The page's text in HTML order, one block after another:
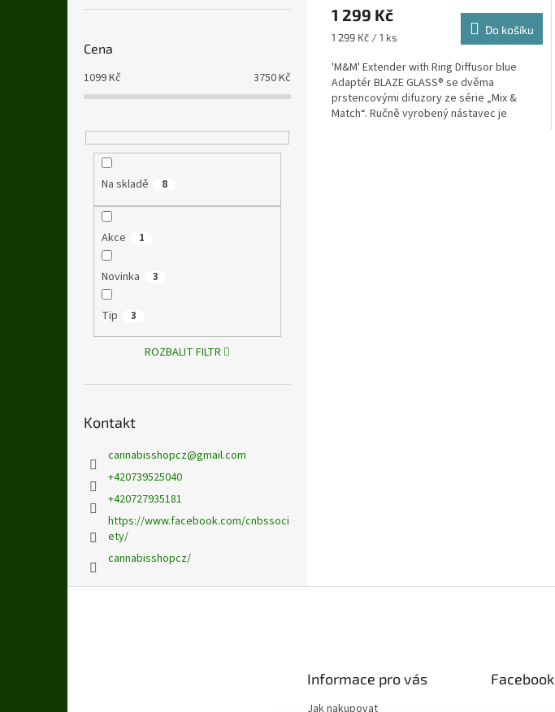
Cena
1099Kč 3750Kč
Na skladě 8
Akce 1
Novinka 3
Tip 3
ROZBALIT FILTR
Kontakt
cannabisshopcz@gmail.com
+420739525040
+420727935181
https://www.facebook.com/cnbssoci
ety/
cannabisshopcz/
1 299 Kč
Měrná
1 299 Kč / 1 ks
Do košíku
'M&M' Extender with Ring Diffusor blue
Adaptér BLAZE GLASS® se dvěma
prstencovými difuzory ze série „Mix &
Match“. Ručně vyrobený nástavec je
Informace pro vás Facebook